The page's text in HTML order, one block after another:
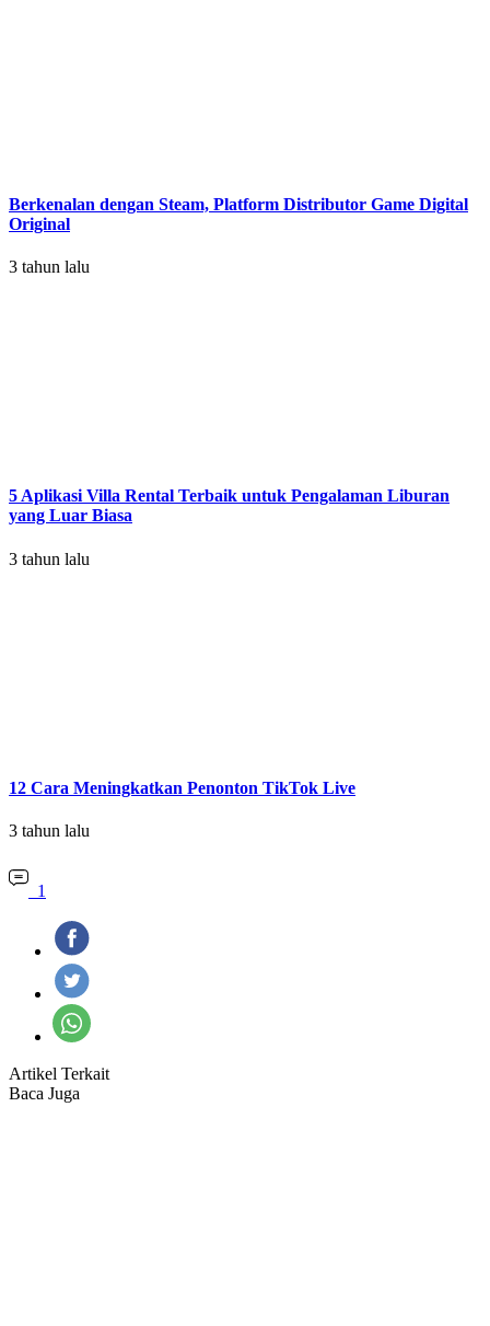
Berkenalan dengan Steam, Platform Distributor Game Digital
Original
3 tahun lalu
5 Aplikasi Villa Rental Terbaik untuk Pengalaman Liburan
yang Luar Biasa
3 tahun lalu
12 Cara Meningkatkan Penonton TikTok Live
3 tahun lalu
1
Artikel Terkait
Baca Juga